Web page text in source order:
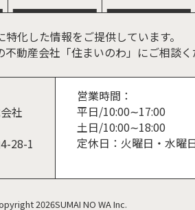
化した情報をご提供しています。
動産会社「住まいのわ」にご相談く
社
28-1
営業時間：
平日/10:00∼17:00
土日/10:00∼18:00
定休日：火曜日・水曜
2026SUMAI NO WA Inc.